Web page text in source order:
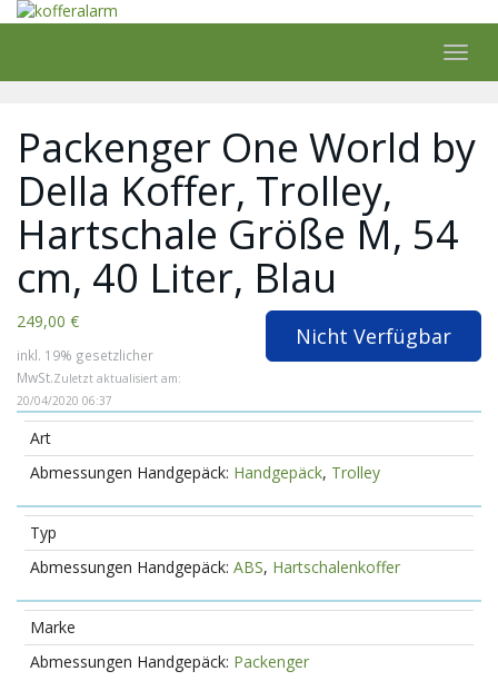
Skip
content
Packenger One World by
Della Koffer, Trolley,
Hartschale Größe M, 54
cm, 40 Liter, Blau
249,00 €
inkl. 19% gesetzlicher
MwSt.Zuletzt aktualisiert am:
20/04/2020 06:37
Nicht Verfügbar
Art
Handgepäck, Trolley
Typ
ABS, Hartschalenkoffer
Marke
Packenger